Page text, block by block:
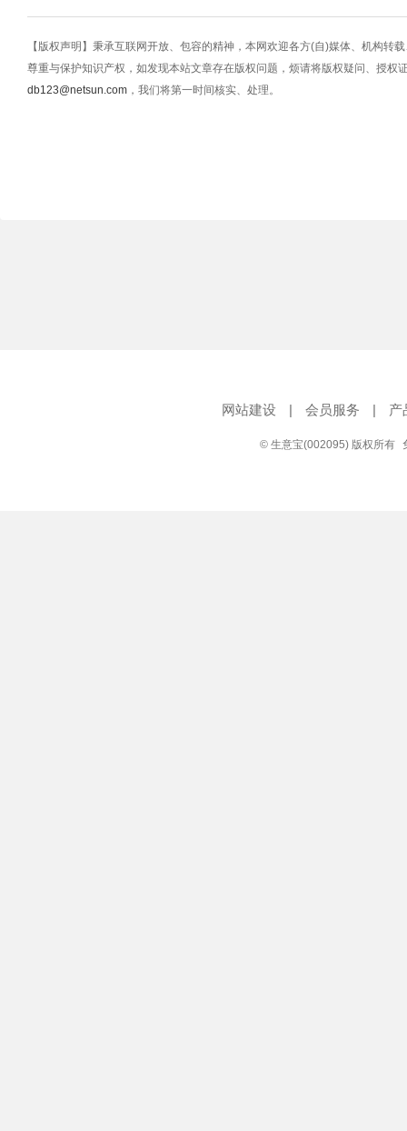
【版权声明】秉承互联网开放、包容的精神，本网欢迎各方(自)媒体、机构转
尊重与保护知识产权，如发现本站文章存在版权问题，烦请将版权疑问、授权
db123@netsun.com ，我们将第一时间核实、处理。
网站建设 | 会员服务 | 产
© 生意宝(002095) 版权所有